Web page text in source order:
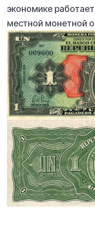
экономике
местной монетной